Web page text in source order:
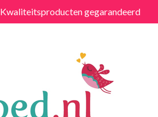
Kwaliteitsproducten gegarandeerd